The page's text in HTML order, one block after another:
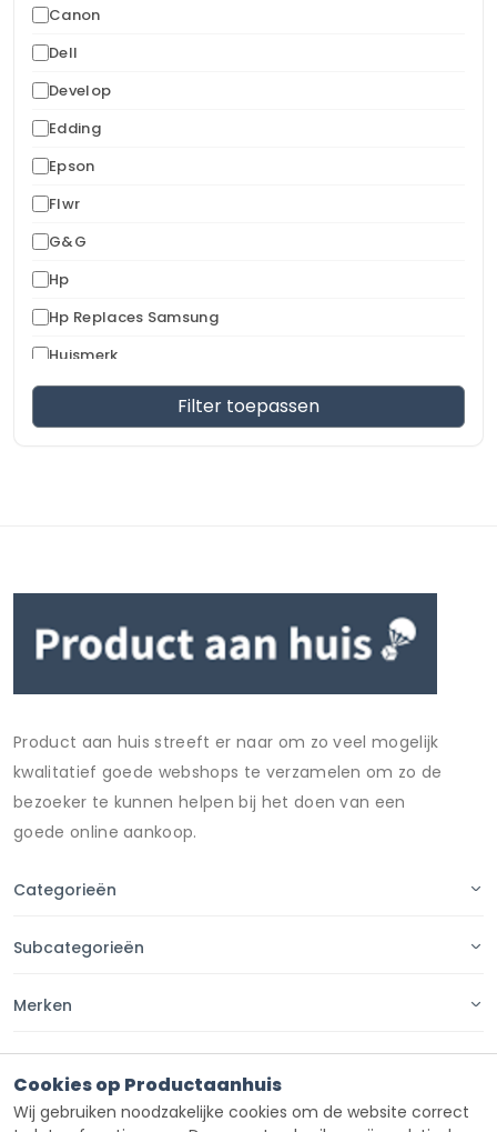
Canon
Dell
Develop
Edding
Epson
Flwr
G&G
Hp
Hp Replaces Samsung
Huismerk
Kmp
Kmp Xvantage
Oce
Oki
Olivetti
Otto Office
Panasonic
Ricoh
Sharp
Utax
Filter toepassen
Product aan huis streeft er naar om zo veel mogelijk
kwalitatief goede webshops te verzamelen om zo de
bezoeker te kunnen helpen bij het doen van een
goede online aankoop.
Categorieën
Subcategorieën
Merken
Contact
Cookies op Productaanhuis
Wij gebruiken noodzakelijke cookies om de website correct